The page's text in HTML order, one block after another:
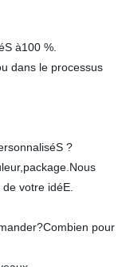
à100 %.
dans le processus
?
votre idéE.
pour